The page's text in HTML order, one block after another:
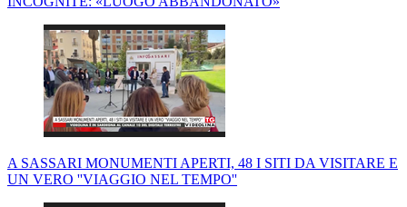
A SASSARI MONUMENTI APERTI, 48 I SITI DA VISITARE E
UN VERO ''VIAGGIO NEL TEMPO''